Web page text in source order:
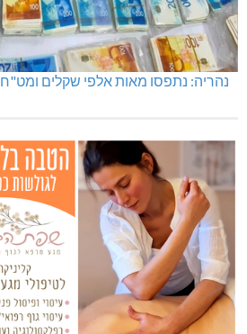
נהריה: נתפסו מאות אלפי שקלים ומט"ח